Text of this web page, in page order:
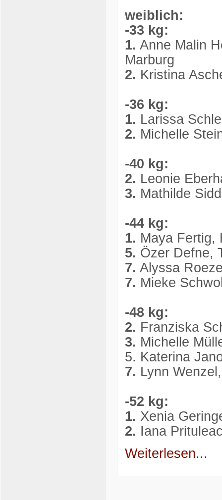
weiblich:
-33 kg:
1. Anne Malin
Marburg
2. Kristina
-36 kg:
1. Larissa
2. Michelle
-40 kg:
2. Leonie
3. Mathilde
-44 kg:
1. Maya Fertig,
5. Özer Defne,
7. Alyssa
7. Mieke
-48 kg:
2. Franziska
3. Michelle
5. Katerina
7. Lynn
-52 kg:
1. Xenia
2. Iana
Weiterlesen...